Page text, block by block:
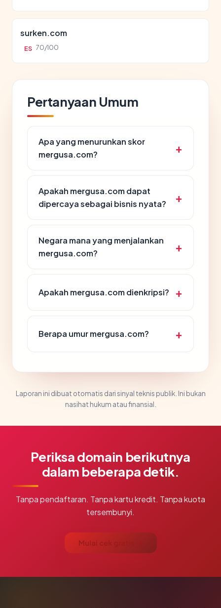
surken.com
ES 70/100
Pertanyaan Umum
Apa yang menurunkan skor
mergusa.com?
Apakah mergusa.com dapat
dipercaya sebagai bisnis nyata?
Negara mana yang menjalankan
mergusa.com?
Apakah mergusa.com dienkripsi?
Berapa umur mergusa.com?
Laporan ini dibuat otomatis dari sinyal teknis publik. Ini bukan
nasihat hukum atau finansial.
Periksa domain berikutnya
dalam beberapa detik.
Tanpa pendaftaran. Tanpa kartu kredit. Tanpa kuota
tersembunyi.
Mulai cek gratis →